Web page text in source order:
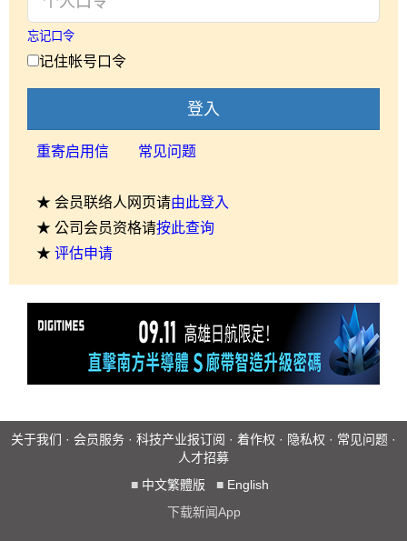
忘记口令
记住帐号口令
登入
重寄启用信 常见问题
★ 会员联络人网页请由此登入
★ 公司会员资格请按此查询
★ 评估申请
关于我们 · 会员服务 · 科技产业报订阅 · 着作权 · 隐私权 · 常见问题 ·
人才招募
■ 中文繁體版 ■ English
下载新闻App